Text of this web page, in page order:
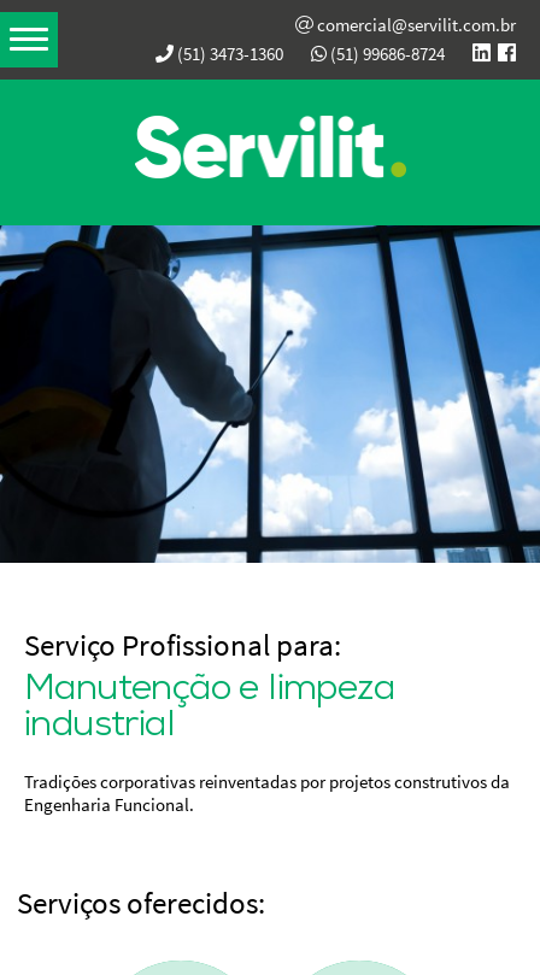
comercial@servilit.com.br
(51) 3473-1360
(51) 99686-8724
Serviço Profissional para:
Manutenção e limpeza
industrial
Tradições corporativas reinventadas por projetos construtivos da
Engenharia Funcional.
Serviços oferecidos: